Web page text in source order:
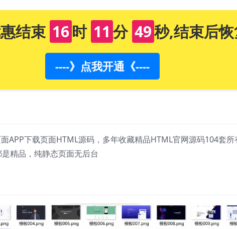
结束 16时 11 分 49秒,结束后
----》点我开通《----
APP下载页面HTML源码，多年收藏精品HTML官网源码104套
精品，纯静态页面无后台